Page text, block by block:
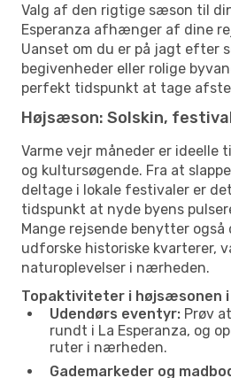
Valg af den rigtige sæson til
Esperanza afhænger af dine
Uanset om du er på jagt efter
begivenheder eller rolige
perfekt tidspunkt at tage
Højsæson: Solskin,
Varme vejr måneder er
og kultursøgende. Fra at
deltage i lokale festivaler er
tidspunkt at nyde byens
Mange rejsende benytter
udforske historiske kvarterer,
naturoplevelser i nærheden.
Topaktiviteter i højsæsonen i
Udendørs eventyr: Prøv
rundt i La Esperanza, og
ruter i nærheden.
Gademarkeder og